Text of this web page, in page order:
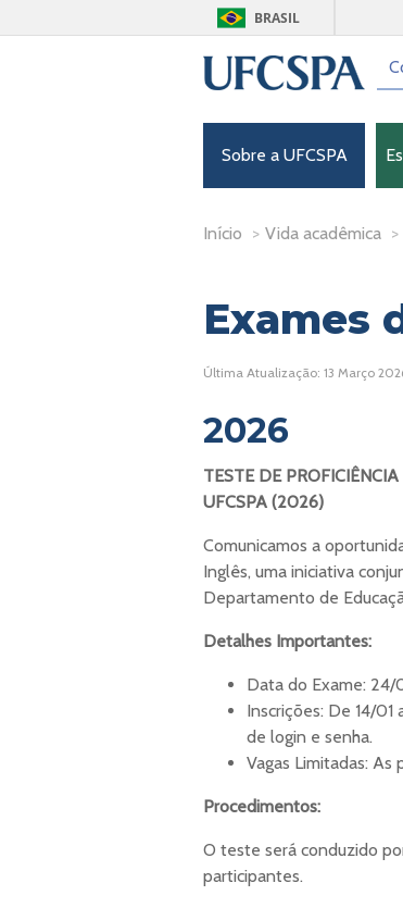
BRASIL
Sobre a UFCSPA
Início > Vida acadêmica >
Exames
Última Atualização: 13 Março
2026
TESTE DE
UFCSPA (2026)
Comunicamos a
Inglês, uma iniciativa
Departamento de
Detalhes Importantes:
Data do Exame: 24/
Inscrições: De 14/
de login e senha.
Vagas Limitadas: As
Procedimentos:
O teste será conduzido
participantes.